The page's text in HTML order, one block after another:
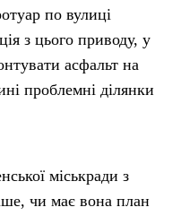
по вулиці
з цього приводу, у
асфальт на
проблемні ділянки
міськради з
чи має вона план